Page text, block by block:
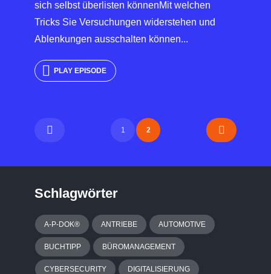
sich selbst überlisten könnenMit welchen
Tricks Sie Versuchungen widerstehen und
Ablenkungen ausschalten können...
PLAY EPISODE
1 2
Schlagwörter
A-P-DOK® ANTRIEBE AUTOMOTIVE
BUCHTIPP BÜROMANAGEMENT
CYBERSECURITY DIGITALISIERUNG